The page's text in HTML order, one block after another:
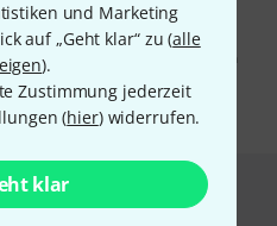
und Marketing
auf „Geht klar“ zu (alle
).
Zustimmung jederzeit
(hier) widerrufen.
klar
Sie dem Erhalt von E-Mail-
Mail-Nutzungsverhaltens zu. Die
Informationen finden Sie in